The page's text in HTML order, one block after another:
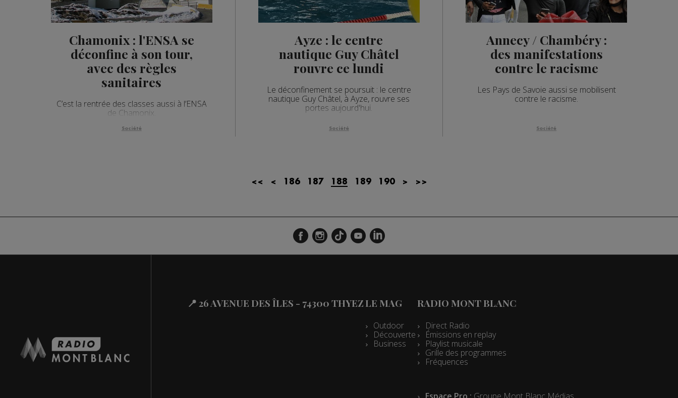
Chamonix : l'ENSA se
déconfine à son tour,
avec des règles
sanitaires
C’est la rentrée des classes aussi à l’ENSA
de Chamonix.
Société
Ayze : le centre
nautique Guy Châtel
rouvre ce lundi
Le déconfinement se poursuit : le centre
nautique Guy Châtel, à Ayze, rouvre ses
portes aujourd'hui.
Société
Annecy / Chambéry :
des manifestations
contre le racisme
Les Pays de Savoie aussi se mobilisent
contre le racisme.
Société
<< < 186 187 188 189 190 > >>
📍 26 AVENUE DES ÎLES - 74300 THYEZLE MAG
Outdoor
Découverte
Business
RADIO MONT BLANC
Direct Radio
Émissions en replay
Playlist musicale
Grille des programmes
Fréquences